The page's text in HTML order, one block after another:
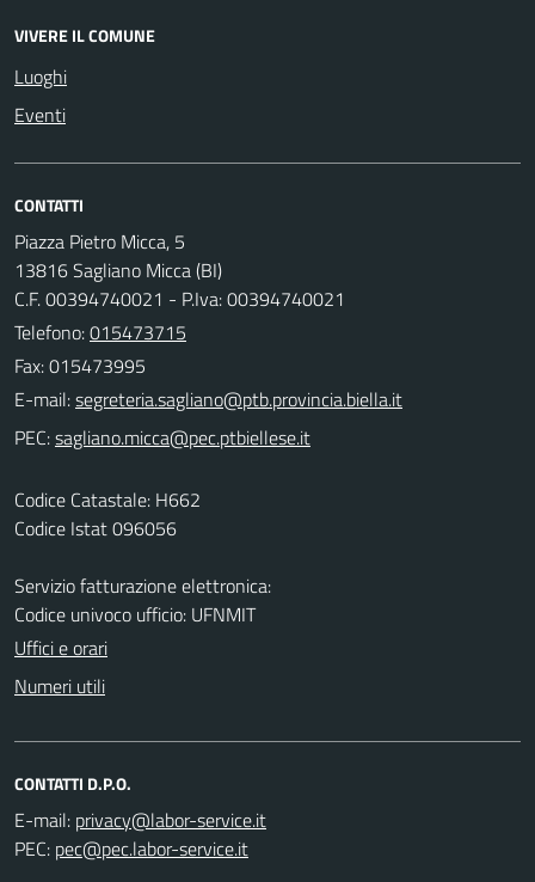
VIVERE IL COMUNE
Luoghi
Eventi
CONTATTI
Piazza Pietro Micca, 5
13816 Sagliano Micca (BI)
C.F. 00394740021 - P.Iva: 00394740021
Telefono:015473715
Fax: 015473995
E-mail:
PEC:
Codice Catastale: H662
Codice Istat 096056
Servizio fatturazione elettronica:
Codice univoco ufficio: UFNMIT
Uffici e orari
Numeri utili
CONTATTI D.P.O.
E-mail:
PEC: